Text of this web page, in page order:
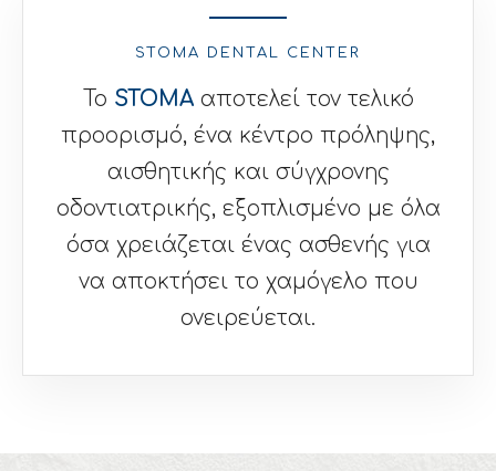
STOMA DENTAL CENTER
Το STOMAαποτελεί τον τελικό
προορισμό, ένα κέντρο πρόληψης,
αισθητικής και σύγχρονης
οδοντιατρικής, εξοπλισμένο με όλα
όσα χρειάζεται ένας ασθενής για
να αποκτήσει το χαμόγελο που
ονειρεύεται.